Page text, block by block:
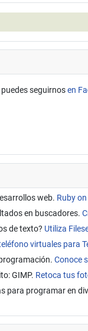
seguirnosen
web. Ruby
en buscadores.
de texto? Utiliza
virtuales para
Conoce
GIMP. Retoca tus
para programar en